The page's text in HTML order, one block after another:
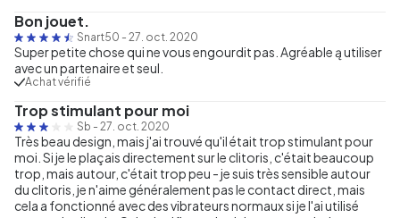
Bon jouet.
Snart50 - 27. oct. 2020
Super petite chose qui ne vous engourdit pas. Agréable ą utiliser
avec un partenaire et seul.
Achat vérifié
Trop stimulant pour moi
Sb - 27. oct. 2020
Très beau design, mais j'ai trouvé qu'il était trop stimulant pour
moi. Si je le plaçais directement sur le clitoris, c'était beaucoup
trop, mais autour, c'était trop peu - je suis très sensible autour
du clitoris, je n'aime généralement pas le contact direct, mais
cela a fonctionné avec des vibrateurs normaux si je l'ai utilisé